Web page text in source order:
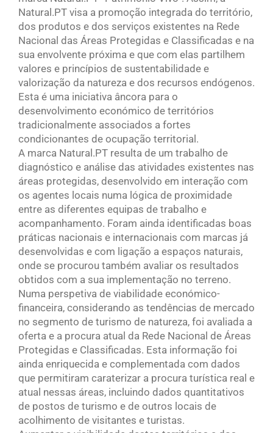
Natural.PT visa a promoção integrada do território,
dos produtos e dos serviços existentes na Rede
Nacional das Áreas Protegidas e Classificadas e na
sua envolvente próxima e que com elas partilhem
valores e princípios de sustentabilidade e
valorização da natureza e dos recursos endógenos.
Esta é uma iniciativa âncora para o
desenvolvimento económico de territórios
tradicionalmente associados a fortes
condicionantes de ocupação territorial.
A marca Natural.PT resulta de um trabalho de
diagnóstico e análise das atividades existentes nas
áreas protegidas, desenvolvido em interação com
os agentes locais numa lógica de proximidade
entre as diferentes equipas de trabalho e
acompanhamento. Foram ainda identificadas boas
práticas nacionais e internacionais com marcas já
desenvolvidas e com ligação a espaços naturais,
onde se procurou também avaliar os resultados
obtidos com a sua implementação no terreno.
Numa perspetiva de viabilidade económico-
financeira, considerando as tendências de mercado
no segmento de turismo de natureza, foi avaliada a
oferta e a procura atual da Rede Nacional de Áreas
Protegidas e Classificadas. Esta informação foi
ainda enriquecida e complementada com dados
que permitiram caraterizar a procura turística real e
atual nessas áreas, incluindo dados quantitativos
de postos de turismo e de outros locais de
acolhimento de visitantes e turistas.